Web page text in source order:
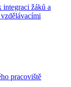
žáků a
pracoviště